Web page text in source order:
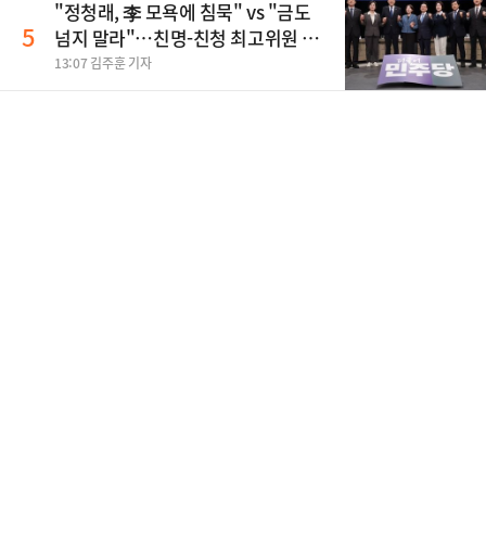
5
"정청래, 李 모욕에 침묵" vs "금도
넘지 말라"…친명-친청 최고위원 후
보, 제주서 격돌
13:07 김주훈 기자